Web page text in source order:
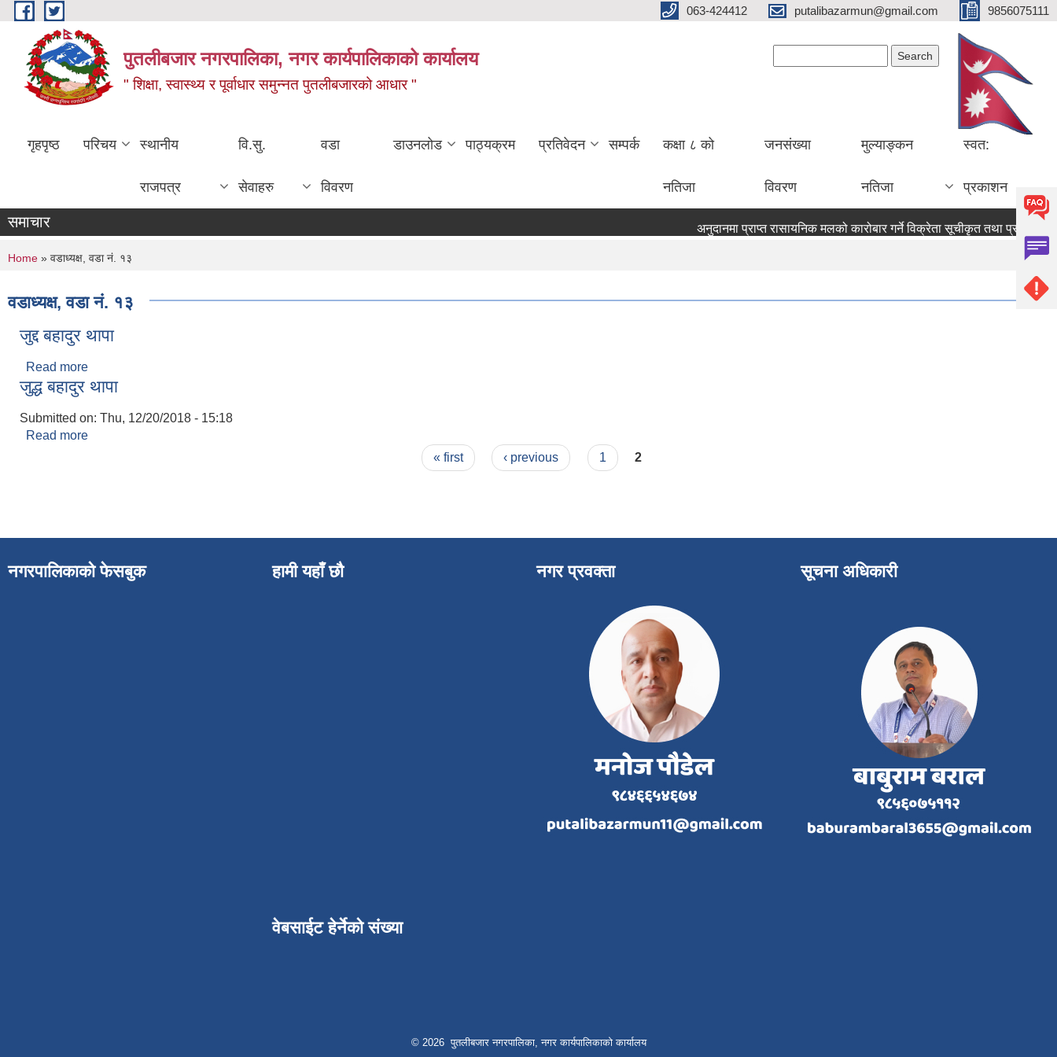
Skip to main content 063-424412 putalibazarmun@gmail.com 9856075111
पुतलीबजार नगरपालिका, नगर कार्यपालिकाको कार्यालय
" शिक्षा, स्वास्थ्य र पूर्वाधार समुन्नत पुतलीबजारको आधार "
गृहपृष्ठ परिचय स्थानीय
राजपत्र
वि.सु.
सेवाहरु
वडा
विवरण
डाउनलोड पाठ्यक्रम प्रतिवेदन सम्पर्क कक्षा ८ को
नतिजा
जनसंख्या
विवरण
मुल्याङ्कन
नतिजा
स्वत:
प्रकाशन
समाचार अनुदानमा प्राप्त रासायनिक मलको कारोबार गर्ने विक्रेता सूचीकृत तथा
You are here
Home » वडाध्यक्ष, वडा नं. १३
वडाध्यक्ष, वडा नं. १३
जुद्द बहादुर थापा
Read more
जुद्ध बहादुर थापा
Submitted on: Thu, 12/20/2018 - 15:18
Read more
« first ‹ previous 1 2
नगरपालिकाको फेसबुक हामी यहाँ छौ
वेबसाईट हेर्नेको संख्या
नगर प्रवक्ता सूचना अधिकारी
© 2026 पुतलीबजार नगरपालिका, नगर कार्यपालिकाको कार्यालय